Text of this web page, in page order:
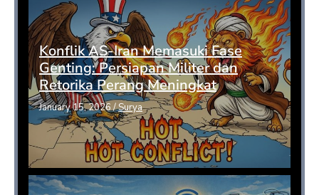
Konflik AS-Iran Memasuki Fase
Genting: Persiapan Militer dan
Retorika Perang Meningkat
January 15, 2026/Surya